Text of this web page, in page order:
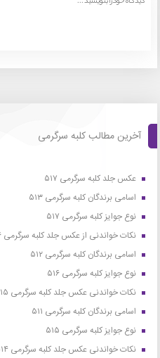
آخرین مطالب کلبه سرگرمی
عکس جلد کلبه سرگرمی ۵۱۷
اسامی برندگان کلبه سرگرمی ۵۱۳
نوع جوایز کلبه سرگرمی ۵۱۷
نکات خواندنی از عکس جلد کلبه سرگرمی ۵۱۶
اسامی برندگان کلبه سرگرمی ۵۱۲
نوع جوایز کلبه سرگرمی ۵۱۶
نکات خواندنی عکس جلد کلبه سرگرمی ۵۱۵
اسامی برندگان کلبه سرگرمی ۵۱۱
نوع جوایز کلبه سرگرمی ۵۱۵
نکات خواندنی عکس جلد کلبه سرگرمی ۵۱۴